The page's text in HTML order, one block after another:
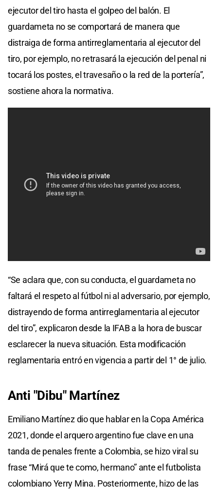
ejecutor del tiro hasta el golpeo del balón. El
guardameta no se comportará de manera que
distraiga de forma antirreglamentaria al ejecutor del
tiro, por ejemplo, no retrasará la ejecución del penal ni
tocará los postes, el travesaño o la red de la portería”,
sostiene ahora la normativa.
“Se aclara que, con su conducta, el guardameta no
faltará el respeto al fútbol ni al adversario, por ejemplo,
distrayendo de forma antirreglamentaria al ejecutor
del tiro”, explicaron desde la IFAB a la hora de buscar
esclarecer la nueva situación. Esta modificación
reglamentaria entró en vigencia a partir del 1° de julio.
Anti "Dibu" Martínez
Emiliano Martínez dio que hablar en la Copa América
2021, donde el arquero argentino fue clave en una
tanda de penales frente a Colombia, se hizo viral su
frase “Mirá que te como, hermano” ante el futbolista
colombiano Yerry Mina. Posteriormente, hizo de las